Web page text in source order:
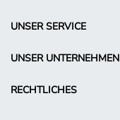
UNSER SERVICE
UNSER UNTERNEHMEN
RECHTLICHES